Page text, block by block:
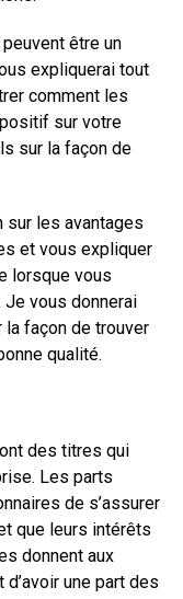
être un
expliquerai tout
comment les
sur votre
sur la façon de
sur les avantages
et vous expliquer
lorsque vous
vous donnerai
façon de trouver
qualité.
des titres qui
Les parts
de s’assurer
que leurs intérêts
donnent aux
une part des